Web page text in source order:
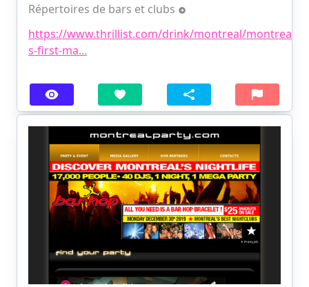
Répertoires de bars et clubs
https://www.thrillist.com/drink/montreal/montreal-
s-first-ma...